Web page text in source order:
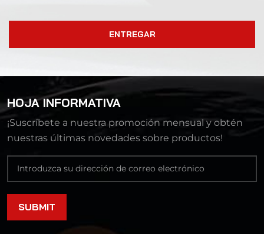
ENTREGAR
HOJA INFORMATIVA
¡Suscríbete a nuestra promoción mensual y obtén
nuestras últimas novedades sobre productos!